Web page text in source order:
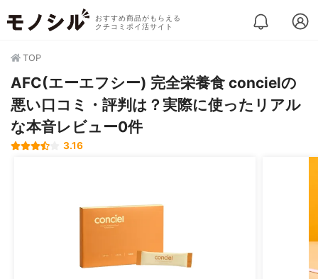
おすすめ商品がもらえる
クチコミポイ活サイト
TOP
AFC(エーエフシー) 完全栄養食 concielの
悪い口コミ・評判は？実際に使ったリアル
な本音レビュー0件
3.16